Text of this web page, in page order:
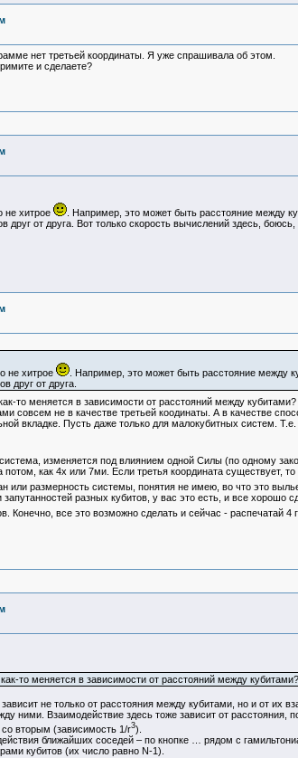
нет третьей координаты. Я уже спрашивала об этом.
и сделаете?
не хитрое
. Например, это может быть расстояние между
друг от друга. Вот только скорость вычислений здесь,
не хитрое
. Например, это может быть расстояние между
друг от друга.
то меняется в зависимости от расстояний между кубитами?
совсем не в качестве третьей коодинаты. А в качестве
вкладке. Пусть даже только для малокубитных систем.
изменяется под влиянием одной Силы (по одному
потом, как 4х или 7ми. Если третья координата
или размерность системы, понятия не имею, во что это
разных кубитов, у вас это есть, и все хорошо
Конечно, все это возможно сделать и сейчас - распечатай 4
то меняется в зависимости от расстояний между кубитами?
зависит не только от расстояния между кубитами, но и от
ними. Взаимодействие здесь тоже зависит от расстояния,
вторым (зависимость 1/r3).
ближайших соседей – по кнопке … рядом с
кубитов (их число равно N-1).